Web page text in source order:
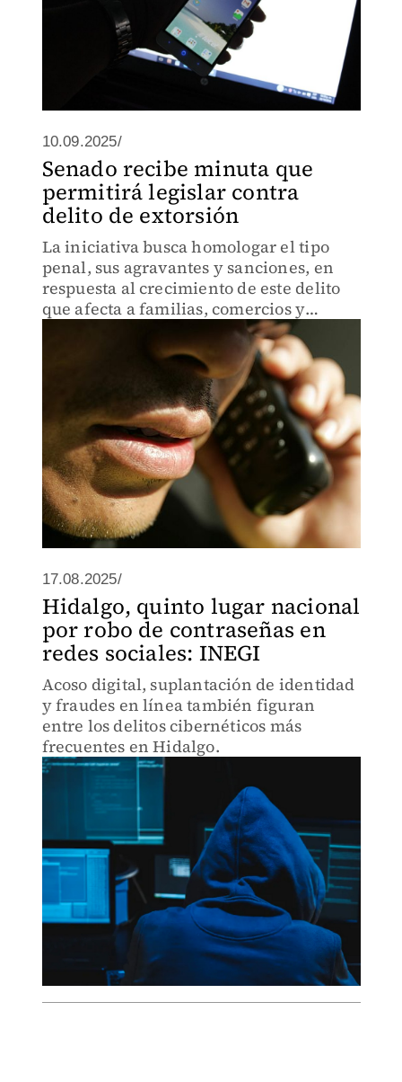
10.09.2025/
Senado recibe minuta que
permitirá legislar contra
delito de extorsión
La iniciativa busca homologar el tipo
penal, sus agravantes y sanciones, en
respuesta al crecimiento de este delito
que afecta a familias, comercios y
17.08.2025/
Hidalgo, quinto lugar nacional
por robo de contraseñas en
redes sociales: INEGI
Acoso digital, suplantación de identidad
y fraudes en línea también figuran
entre los delitos cibernéticos más
frecuentes en Hidalgo.